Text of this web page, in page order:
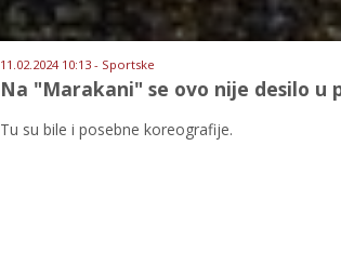
11.02.2024 10:13 - Sportske
Na "Marakani" se ovo nije desilo u
Tu su bile i posebne koreografije.